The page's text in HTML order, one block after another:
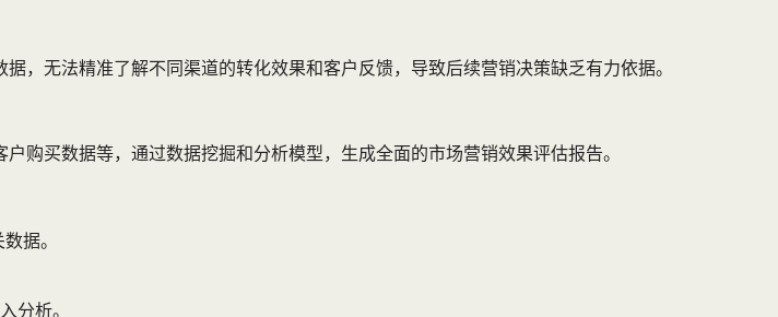
，无法精准了解不同渠道的转化效果和客户反馈，导致后续营销决策缺乏有力依据。
购买数据等，通过数据挖掘和分析模型，生成全面的市场营销效果评估报告。
据。
分析。